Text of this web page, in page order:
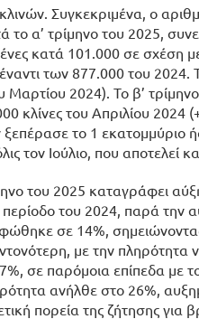
Συγκεκριμένα, ο
α’ τρίμηνο του 2025,
κατά 101.000 σε σχέση
των 877.000 του 2024.
2024). Το β’
του Απριλίου 2024
το 1 εκατομμύριο
τον Ιούλιο, που αποτελεί
του 2025 καταγράφει
περίοδο του 2024, παρά
σε 14%,
με την πληρότητα
σε παρόμοια επίπεδα με
ανήλθε στο 26%,
πορεία της ζήτησης για